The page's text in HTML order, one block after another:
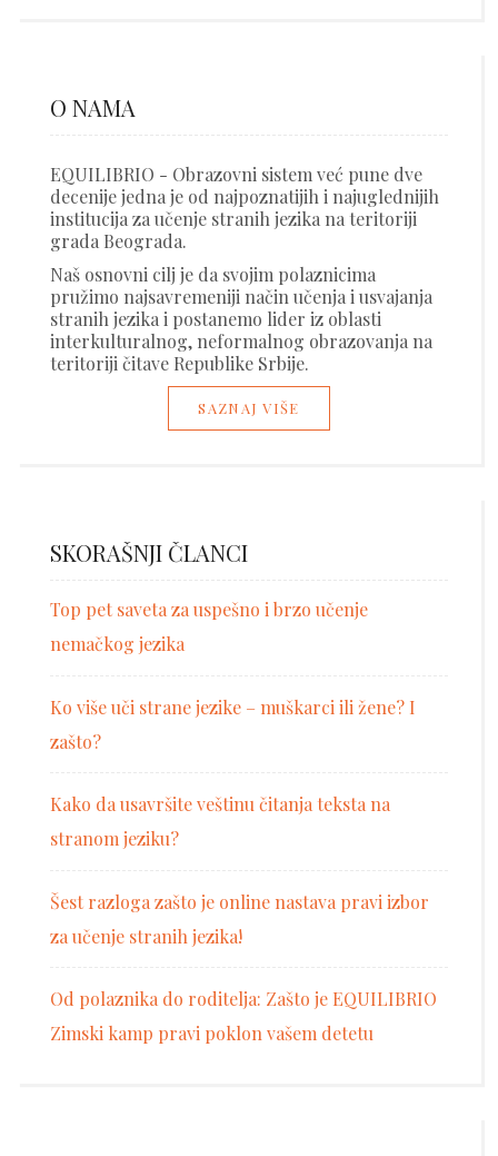
O NAMA
EQUILIBRIO - Obrazovni sistem već pune dve
decenije jedna je od najpoznatijih i najuglednijih
institucija za učenje stranih jezika na teritoriji
grada Beograda.
Naš osnovni cilj je da svojim polaznicima
pružimo najsavremeniji način učenja i usvajanja
stranih jezika i postanemo lider iz oblasti
interkulturalnog, neformalnog obrazovanja na
teritoriji čitave Republike Srbije.
SAZNAJ VIŠE
SKORAŠNJI ČLANCI
Top pet saveta za uspešno i brzo učenje
nemačkog jezika
Ko više uči strane jezike – muškarci ili žene? I
zašto?
Kako da usavršite veštinu čitanja teksta na
stranom jeziku?
Šest razloga zašto je online nastava pravi izbor
za učenje stranih jezika!
Od polaznika do roditelja: Zašto je EQUILIBRIO
Zimski kamp pravi poklon vašem detetu